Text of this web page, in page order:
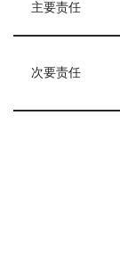
主要责任
次要责任